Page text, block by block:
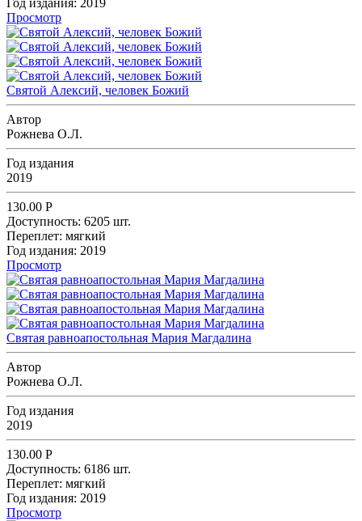
Год издания: 2019
Просмотр
Святой Алексий, человек Божий
Автор
Рожнева О.Л.
Год издания
2019
130.00 Р
Доступность: 6205 шт.
Переплет: мягкий
Год издания: 2019
Просмотр
Святая равноапостольная Мария Магдалина
Автор
Рожнева О.Л.
Год издания
2019
130.00 Р
Доступность: 6186 шт.
Переплет: мягкий
Год издания: 2019
Просмотр